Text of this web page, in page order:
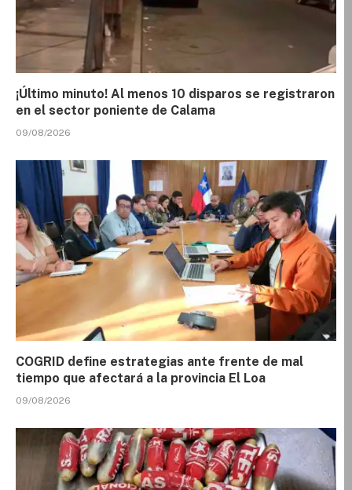
¡Último minuto! Al menos 10 disparos se registraron
en el sector poniente de Calama
09/08/2026
COGRID define estrategias ante frente de mal
tiempo que afectará a la provincia El Loa
09/08/2026